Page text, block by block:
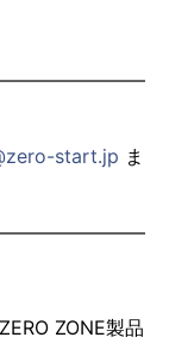
start.jp ま
ZONE製品